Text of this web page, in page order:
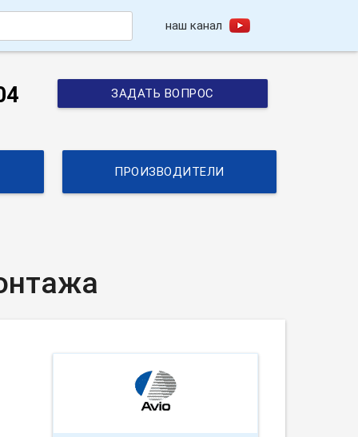
наш канал
ЗАДАТЬ ВОПРОС
ПРОИЗВОДИТЕЛИ